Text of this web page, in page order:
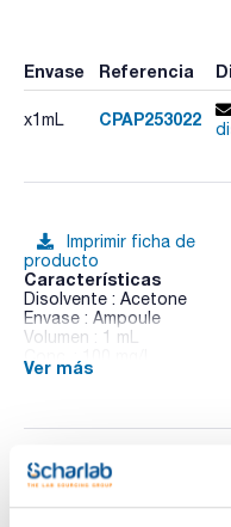
Envase Referencia
x1mL CPAP253022
Imprimir ficha de
producto
Características
Disolvente : Acetone
Envase : Ampoule
Volumen : 1 mL
CAS : [8001-35-2]
Ver más
Documentación